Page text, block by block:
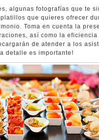
algunas fotografías que te
que quieres ofrecer
Toma en cuenta la
así como la eficiencia
de atender a los
detalle es importante!